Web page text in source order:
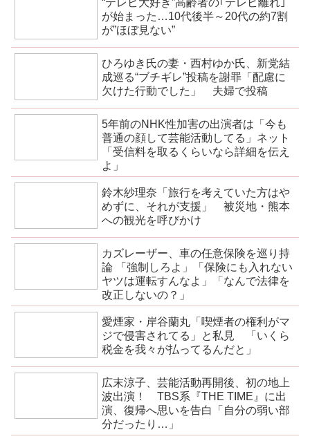
“テレビ大好き”高齢者の｢テレビ離れ｣
が始まった…10代後半～20代の約7割
が”ほぼ見ない”
ひろゆき氏の妻・西村ゆか氏、新党結
成巡る“ブチギレ”投稿を謝罪「配慮に
欠けた行動でした」 夫婦で投稿
5年前のNHK性加害の出演者は「今も
普通の顔して芸能活動してる」ネット
「受信料を取るくらいなら詳細を伝え
よ」
鈴木紗理奈「旅行を考えていた方はや
めずに、それが支援」 被災地・熊本
への観光を呼びかけ
カズレーザー、車の任意保険を巡り持
論 「強制しろよ」「保険にも入れない
ヤツは運転すんなよ」「なんで法律を
改正しないの？」
愛煙家・岸谷蘭丸「喫煙者の権利がマ
ジで侵害されてる」と私見 「いくら
税金を我々が払ってるんだと」
広末涼子、芸能活動再開後、初の地上
波出演！ TBS系『THE TIME』に出
演、復帰へ思いを告白「自分の弱い部
分だったり…」